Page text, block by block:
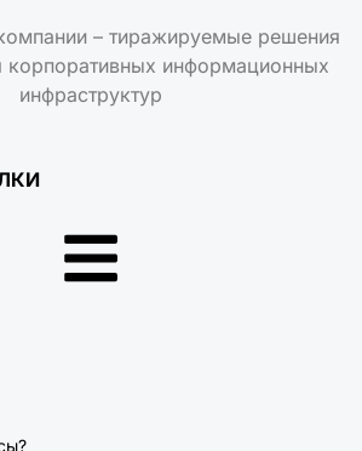
– тиражируемые решения
корпоративных информационных
инфраструктур